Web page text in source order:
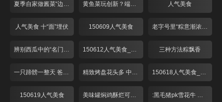
夏季自家做酱菜“边角料”吃口好 黄鱼菜玩创新？端午时节最美味！ 人气美食
人气美食 十“面”埋伏 150609人气美食 老字号里“粽意渐浓”牛肉八宝新品上市
辨别西瓜中的“名门望族” 150612人气美食_001 三种方法粽飘香
一只蹄髈一整天 爸爸糖蹄爱意浓 精致烤盘花头多 中药腌肉是啥味？ 150618人气美食_001
150619人气美食 美味罐焖鸡酥烂可口 酒香糟味上海夏日味道 :黑毛猪pk雪花牛 烤盘上演大对决！